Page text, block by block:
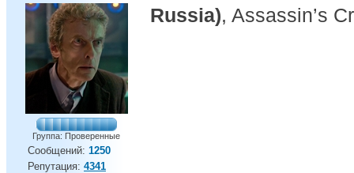
Группа: Проверенные
Сообщений: 1250
Репутация: 4341
Russia), Assassin’s